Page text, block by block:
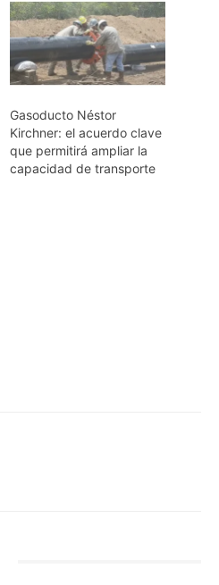
Gasoducto Néstor
Kirchner: el acuerdo clave
que permitirá ampliar la
capacidad de transporte